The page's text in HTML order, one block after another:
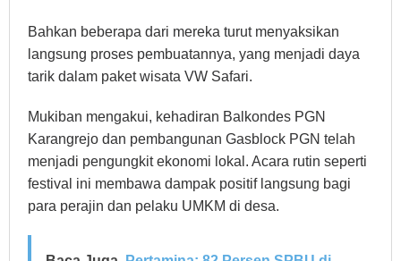
Bahkan beberapa dari mereka turut menyaksikan
langsung proses pembuatannya, yang menjadi daya
tarik dalam paket wisata VW Safari.
Mukiban mengakui, kehadiran Balkondes PGN
Karangrejo dan pembangunan Gasblock PGN telah
menjadi pengungkit ekonomi lokal. Acara rutin seperti
festival ini membawa dampak positif langsung bagi
para perajin dan pelaku UMKM di desa.